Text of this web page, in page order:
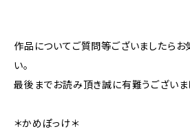
作品についてご質問等ございましたらお
い。
最後までお読み頂き誠に有難うござい
＊かめぽっけ＊